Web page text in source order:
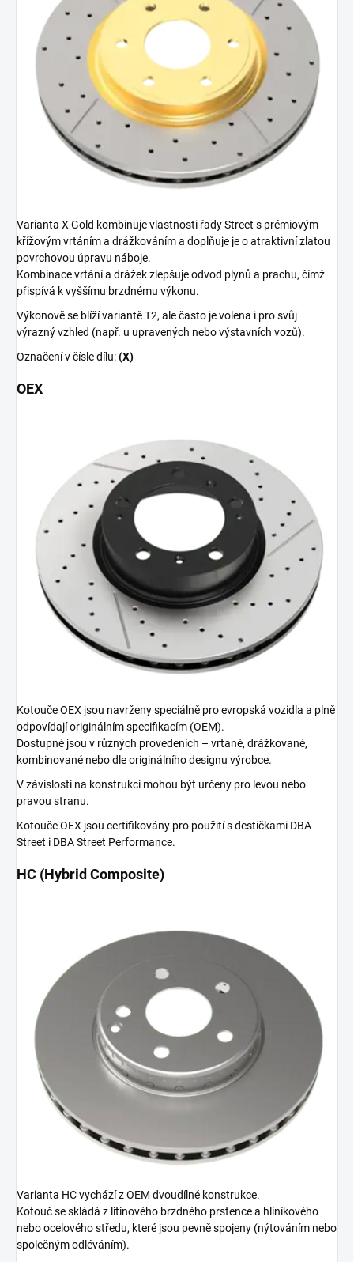
Varianta X Gold kombinuje vlastnosti řady Street s prémiovým
křížovým vrtáním a drážkováním a doplňuje je o atraktivní zlatou
povrchovou úpravu náboje.
Kombinace vrtání a drážek zlepšuje odvod plynů a prachu, čímž
přispívá k vyššímu brzdnému výkonu.
Výkonově se blíží variantě T2, ale často je volena i pro svůj
výrazný vzhled (např. u upravených nebo výstavních vozů).
Označení v čísle dílu:(X)
OEX
Kotouče OEX jsou navrženy speciálně pro evropská vozidla a plně
odpovídají originálním specifikacím (OEM).
Dostupné jsou v různých provedeních – vrtané, drážkované,
kombinované nebo dle originálního designu výrobce.
V závislosti na konstrukci mohou být určeny pro levou nebo
pravou stranu.
Kotouče OEX jsou certifikovány pro použití s destičkami DBA
Street i DBA Street Performance.
HC (Hybrid Composite)
Varianta HC vychází z OEM dvoudílné konstrukce.
Kotouč se skládá z litinového brzdného prstence a hliníkového
nebo ocelového středu, které jsou pevně spojeny (nýtováním nebo
společným odléváním).